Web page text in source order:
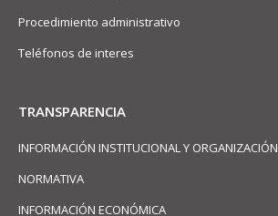
Procedimiento administrativo
Teléfonos de interes
TRANSPARENCIA
INFORMACIÓN INSTITUCIONAL Y ORGANIZACIÓN
NORMATIVA
INFORMACIÓN ECONÓMICA